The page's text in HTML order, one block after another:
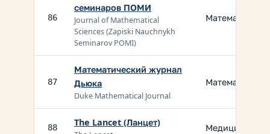
86
семинаров ПОМИ
Journal of Mathematical
Sciences (Zapiski Nauchnykh
Seminarov POMI)
Математика
87
Математический журнал
Дьюка
Duke Mathematical Journal
Математика
88 The Lancet (Ланцет) Медицина